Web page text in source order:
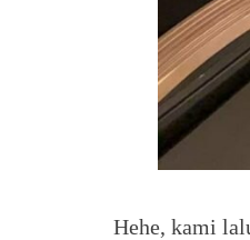
Hehe, kami